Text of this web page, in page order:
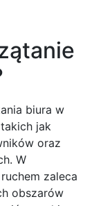
biura w
jak
oraz
W
zaleca
obszarów